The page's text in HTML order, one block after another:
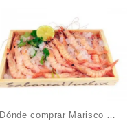
¿Dónde comprar Marisco a domicilio online?